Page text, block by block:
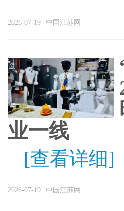
2026-07-19 中国江苏网
业一线
[查看详细]
2026-07-19 中国江苏网